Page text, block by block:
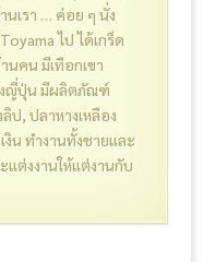
นเรา … ค่อย ๆ นั่ง
ไป ได้เกร็ด
นคน มีเทือกเขา
งญี่ปุ่น มีผลิตภัณฑ์
ป, ปลาหางเหลือง
น ทำงานทั้งชายและ
ต่งงานให้แต่งานกับ